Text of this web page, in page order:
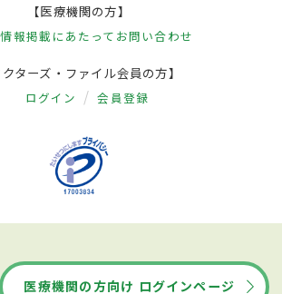
【医療機関の方】
情報掲載にあたって お問い合わせ
クターズ・ファイル会員の方】
ログイン 会員登録
医療機関の方向け ログインページ